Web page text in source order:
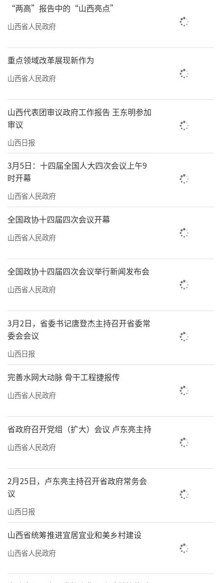
“两高”报告中的“山西亮点”
山西省人民政府
重点领域改革展现新作为
山西省人民政府
山西代表团审议政府工作报告 王东明参加
审议
山西日报
3月5日：十四届全国人大四次会议上午9
时开幕
山西省人民政府
全国政协十四届四次会议开幕
山西省人民政府
全国政协十四届四次会议举行新闻发布会
山西省人民政府
3月2日，省委书记唐登杰主持召开省委常
委会会议
山西日报
完善水网大动脉 骨干工程捷报传
山西省人民政府
省政府召开党组（扩大）会议 卢东亮主持
山西省人民政府
2月25日，卢东亮主持召开省政府常务会
议
山西日报
山西省统筹推进宜居宜业和美乡村建设
山西省人民政府